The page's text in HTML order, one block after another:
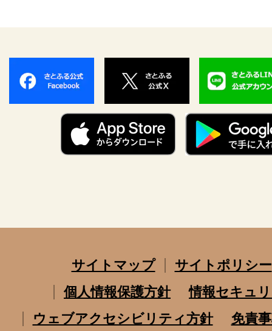
サイトマップ
サイトポリシー
個人情報保護方針
情報セキュ
ウェブアクセシビリティ方針
免責